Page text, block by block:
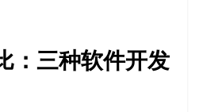
：三种软件开发